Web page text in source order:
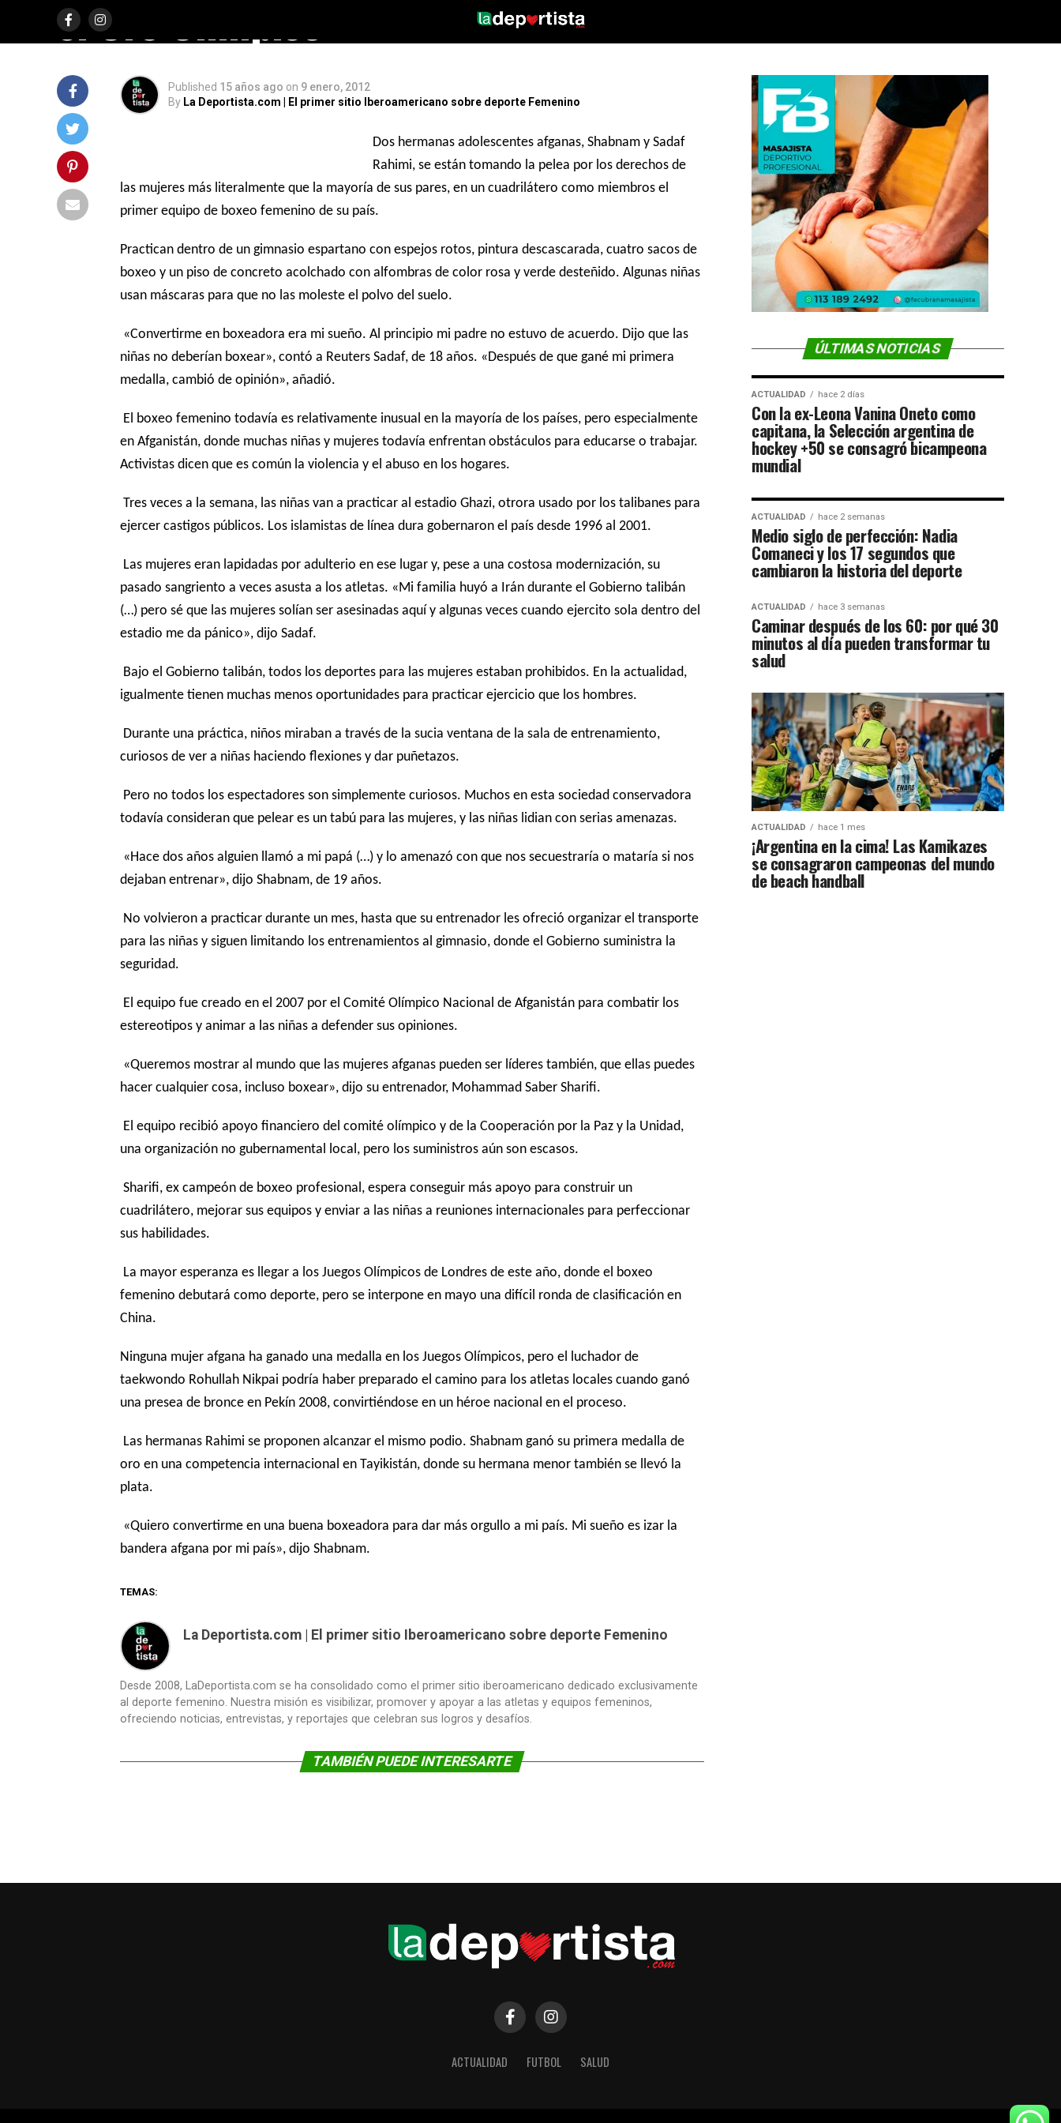
el Oro Olímpico
Published 15 años ago on 9 enero, 2012
By La Deportista.com | El primer sitio Iberoamericano sobre deporte Femenino
Dos hermanas adolescentes afganas, Shabnam y Sadaf
Rahimi, se están tomando la pelea por los derechos de
las mujeres más literalmente que la mayoría de sus pares, en un cuadrilátero como miembros el
primer equipo de boxeo femenino de su país.
Practican dentro de un gimnasio espartano con espejos rotos, pintura descascarada, cuatro sacos de
boxeo y un piso de concreto acolchado con alfombras de color rosa y verde desteñido. Algunas niñas
usan máscaras para que no las moleste el polvo del suelo.
«Convertirme en boxeadora era mi sueño. Al principio mi padre no estuvo de acuerdo. Dijo que las
niñas no deberían boxear», contó a Reuters Sadaf, de 18 años. «Después de que gané mi primera
medalla, cambió de opinión», añadió.
El boxeo femenino todavía es relativamente inusual en la mayoría de los países, pero especialmente
en Afganistán, donde muchas niñas y mujeres todavía enfrentan obstáculos para educarse o trabajar.
Activistas dicen que es común la violencia y el abuso en los hogares.
Tres veces a la semana, las niñas van a practicar al estadio Ghazi, otrora usado por los talibanes para
ejercer castigos públicos. Los islamistas de línea dura gobernaron el país desde 1996 al 2001.
Las mujeres eran lapidadas por adulterio en ese lugar y, pese a una costosa modernización, su
pasado sangriento a veces asusta a los atletas. «Mi familia huyó a Irán durante el Gobierno talibán
(…) pero sé que las mujeres solían ser asesinadas aquí y algunas veces cuando ejercito sola dentro del
estadio me da pánico», dijo Sadaf.
Bajo el Gobierno talibán, todos los deportes para las mujeres estaban prohibidos. En la actualidad,
igualmente tienen muchas menos oportunidades para practicar ejercicio que los hombres.
Durante una práctica, niños miraban a través de la sucia ventana de la sala de entrenamiento,
curiosos de ver a niñas haciendo flexiones y dar puñetazos.
Pero no todos los espectadores son simplemente curiosos. Muchos en esta sociedad conservadora
todavía consideran que pelear es un tabú para las mujeres, y las niñas lidian con serias amenazas.
«Hace dos años alguien llamó a mi papá (…) y lo amenazó con que nos secuestraría o mataría si nos
dejaban entrenar», dijo Shabnam, de 19 años.
No volvieron a practicar durante un mes, hasta que su entrenador les ofreció organizar el transporte
para las niñas y siguen limitando los entrenamientos al gimnasio, donde el Gobierno suministra la
seguridad.
El equipo fue creado en el 2007 por el Comité Olímpico Nacional de Afganistán para combatir los
estereotipos y animar a las niñas a defender sus opiniones.
«Queremos mostrar al mundo que las mujeres afganas pueden ser líderes también, que ellas puedes
hacer cualquier cosa, incluso boxear», dijo su entrenador, Mohammad Saber Sharifi.
El equipo recibió apoyo financiero del comité olímpico y de la Cooperación por la Paz y la Unidad,
una organización no gubernamental local, pero los suministros aún son escasos.
Sharifi, ex campeón de boxeo profesional, espera conseguir más apoyo para construir un
cuadrilátero, mejorar sus equipos y enviar a las niñas a reuniones internacionales para perfeccionar
sus habilidades.
La mayor esperanza es llegar a los Juegos Olímpicos de Londres de este año, donde el boxeo
femenino debutará como deporte, pero se interpone en mayo una difícil ronda de clasificación en
China.
Ninguna mujer afgana ha ganado una medalla en los Juegos Olímpicos, pero el luchador de
taekwondo Rohullah Nikpai podría haber preparado el camino para los atletas locales cuando ganó
una presea de bronce en Pekín 2008, convirtiéndose en un héroe nacional en el proceso.
Las hermanas Rahimi se proponen alcanzar el mismo podio. Shabnam ganó su primera medalla de
oro en una competencia internacional en Tayikistán, donde su hermana menor también se llevó la
plata.
«Quiero convertirme en una buena boxeadora para dar más orgullo a mi país. Mi sueño es izar la
bandera afgana por mi país», dijo Shabnam.
TEMAS:
La Deportista.com | El primer sitio Iberoamericano sobre deporte Femenino
Desde 2008, LaDeportista.com se ha consolidado como el primer sitio iberoamericano dedicado exclusivamente
al deporte femenino. Nuestra misión es visibilizar, promover y apoyar a las atletas y equipos femeninos,
ofreciendo noticias, entrevistas, y reportajes que celebran sus logros y desafíos.
TAMBIÉN PUEDE INTERESARTE
ÚLTIMAS NOTICIAS
ACTUALIDAD hace 2 días
Con la ex-Leona Vanina Oneto como
capitana, la Selección argentina de
hockey +50 se consagró bicampeona
mundial
ACTUALIDAD hace 2 semanas
Medio siglo de perfección: Nadia
Comaneci y los 17 segundos que
cambiaron la historia del deporte
ACTUALIDAD hace 3 semanas
Caminar después de los 60: por qué 30
minutos al día pueden transformar tu
salud
ACTUALIDAD hace 1 mes
¡Argentina en la cima! Las Kamikazes
se consagraron campeonas del mundo
de beach handball
ACTUALIDAD FUTBOL SALUD